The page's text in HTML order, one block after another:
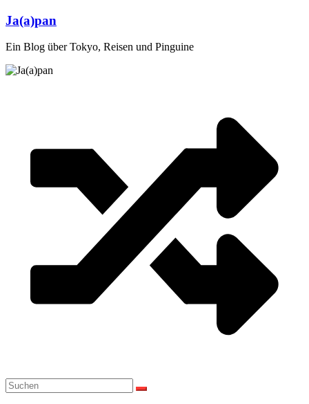
Zum
Inhalt
springen
Ja(a)pan
Ein Blog über Tokyo, Reisen und Pinguine